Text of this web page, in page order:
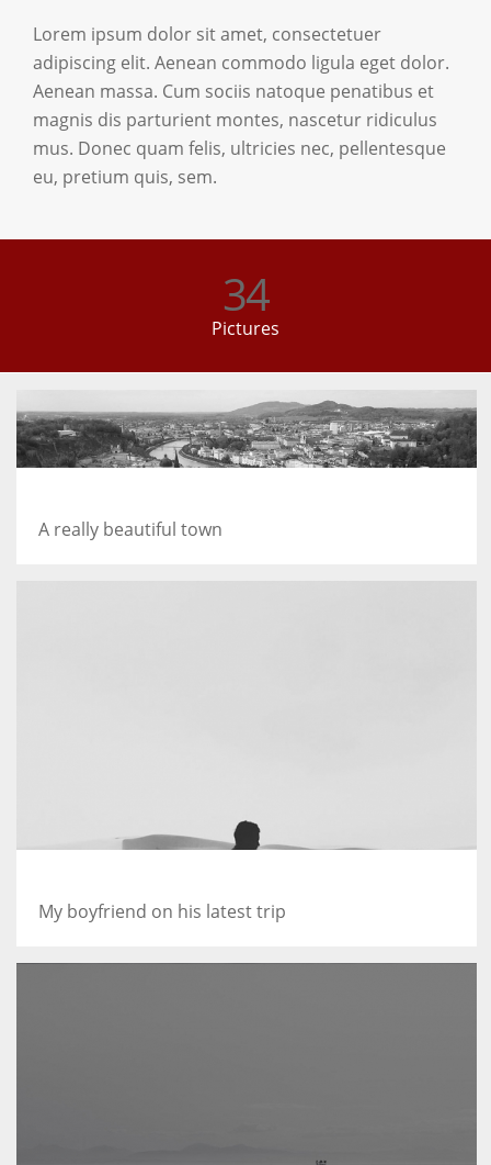
Lorem ipsum dolor sit amet, consectetuer
adipiscing elit. Aenean commodo ligula eget dolor.
Aenean massa. Cum sociis natoque penatibus et
magnis dis parturient montes, nascetur ridiculus
mus. Donec quam felis, ultricies nec, pellentesque
eu, pretium quis, sem.
34
Pictures
A really beautiful town
My boyfriend on his latest trip